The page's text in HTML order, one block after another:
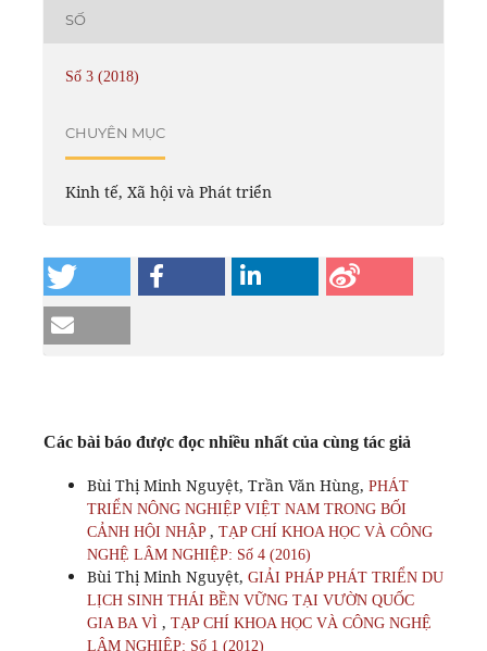
SỐ
Số 3 (2018)
CHUYÊN MỤC
Kinh tế, Xã hội và Phát triển
Các bài báo được đọc nhiều nhất của cùng tác giả
Bùi Thị Minh Nguyệt, Trần Văn Hùng, PHÁT
TRIỂN NÔNG NGHIỆP VIỆT NAM TRONG BỐI
CẢNH HỘI NHẬP , TẠP CHÍ KHOA HỌC VÀ CÔNG
NGHỆ LÂM NGHIỆP: Số 4 (2016)
Bùi Thị Minh Nguyệt, GIẢI PHÁP PHÁT TRIỂN DU
LỊCH SINH THÁI BỀN VỮNG TẠI VƯỜN QUỐC
GIA BA VÌ , TẠP CHÍ KHOA HỌC VÀ CÔNG NGHỆ
LÂM NGHIỆP: Số 1 (2012)